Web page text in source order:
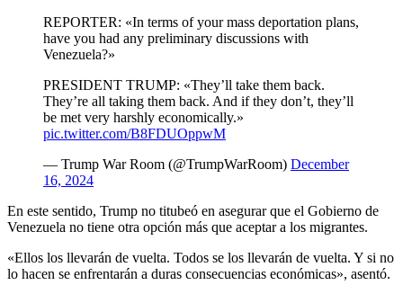
REPORTER: «In terms of your mass deportation plans,
have you had any preliminary discussions with
Venezuela?»
PRESIDENT TRUMP: «They’ll take them back.
They’re all taking them back. And if they don’t, they’ll
be met very harshly economically.»
pic.twitter.com/B8FDUOppwM
— Trump War Room (@TrumpWarRoom) December
16, 2024
En este sentido, Trump no titubeó en asegurar que el Gobierno de
Venezuela no tiene otra opción más que aceptar a los migrantes.
«Ellos los llevarán de vuelta. Todos se los llevarán de vuelta. Y si no
lo hacen se enfrentarán a duras consecuencias económicas», asentó.